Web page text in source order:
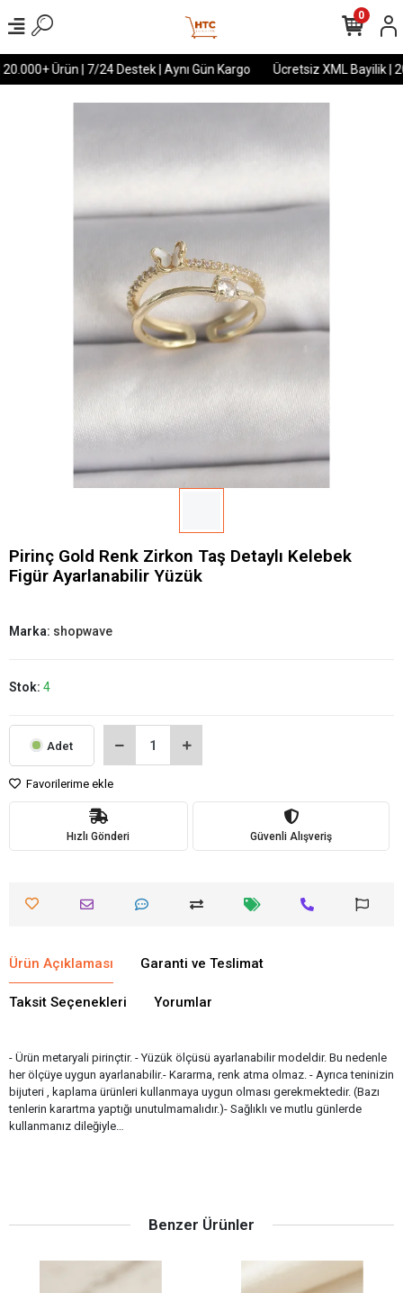
Ürün | 7/24 Destek | Aynı Gün Kargo Ücretsiz XML Bayilik |
0
Pirinç Gold Renk Zirkon Taş Detaylı Kelebek
Figür Ayarlanabilir Yüzük
Marka: shopwave
Stok: 4
Adet
Favorilerime ekle
Hızlı Gönderi Güvenli Alışveriş
Ürün Açıklaması Garanti ve Teslimat
Taksit Seçenekleri Yorumlar
- Ürün metaryali pirinçtir. - Yüzük ölçüsü ayarlanabilir modeldir. Bu nedenle
her ölçüye uygun ayarlanabilir.- Kararma, renk atma olmaz. - Ayrıca teninizin
bijuteri , kaplama ürünleri kullanmaya uygun olması gerekmektedir. (Bazı
tenlerin karartma yaptığı unutulmamalıdır.)- Sağlıklı ve mutlu günlerde
kullanmanız dileğiyle…
Benzer Ürünler